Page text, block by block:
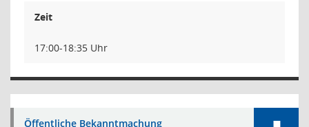
Zeit
17:00-18:35 Uhr
Öffentliche Bekanntmachung